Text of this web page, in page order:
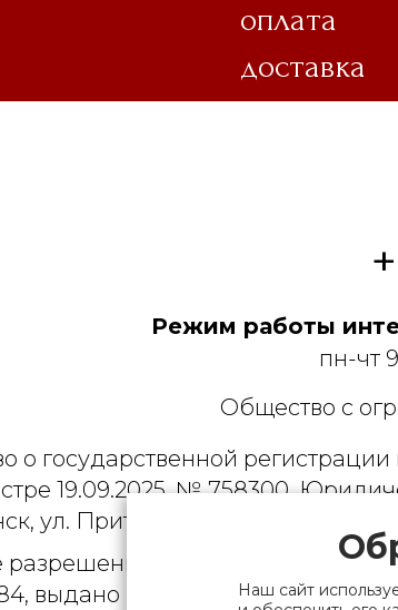
оплата
доставка
Режим работы
пн-чт
Общество с
о государственной
19.09.2025, № 758300.
ул. Притыцкого, д.79, пом. 9
разрешение (лицензия) на
выдано Министерством
Наш сайт